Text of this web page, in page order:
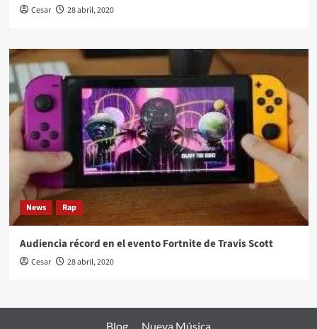
Cesar 28 abril, 2020
News Rap
Audiencia récord en el evento Fortnite de Travis Scott
Cesar 28 abril, 2020
Blog Nueva Música